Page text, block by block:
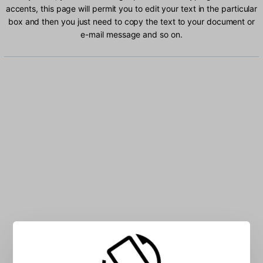
accents, this page will permit you to edit your text in the particular
box and then you just need to copy the text to your document or
e-mail message and so on.
Type seSotho characters into the box: